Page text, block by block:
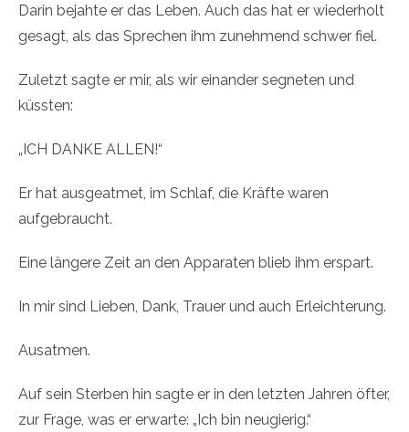
Darin bejahte er das Leben. Auch das hat er wiederholt
gesagt, als das Sprechen ihm zunehmend schwer fiel.
Zuletzt sagte er mir, als wir einander segneten und
küssten:
„ICH DANKE ALLEN!“
Er hat ausgeatmet, im Schlaf, die Kräfte waren
aufgebraucht.
Eine längere Zeit an den Apparaten blieb ihm erspart.
In mir sind Lieben, Dank, Trauer und auch Erleichterung.
Ausatmen.
Auf sein Sterben hin sagte er in den letzten Jahren öfter,
zur Frage, was er erwarte: „Ich bin neugierig.“